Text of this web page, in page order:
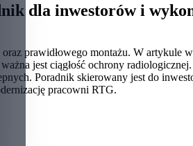
dla inwestorów i
prawidłowego montażu. W artykule
jest ciągłość ochrony
Poradnik skierowany jest do
pracowni RTG.